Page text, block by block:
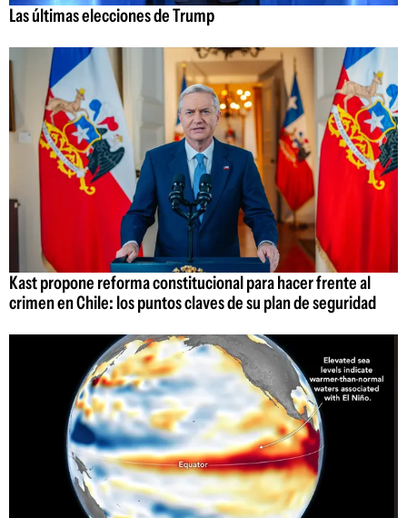
Las últimas elecciones de Trump
Kast propone reforma constitucional para hacer frente al
crimen en Chile: los puntos claves de su plan de seguridad